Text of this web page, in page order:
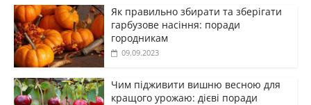
Як правильно збирати та зберігати
гарбузове насіння: поради
городникам
09.09.2023
Чим підживити вишню весною для
кращого урожаю: дієві поради